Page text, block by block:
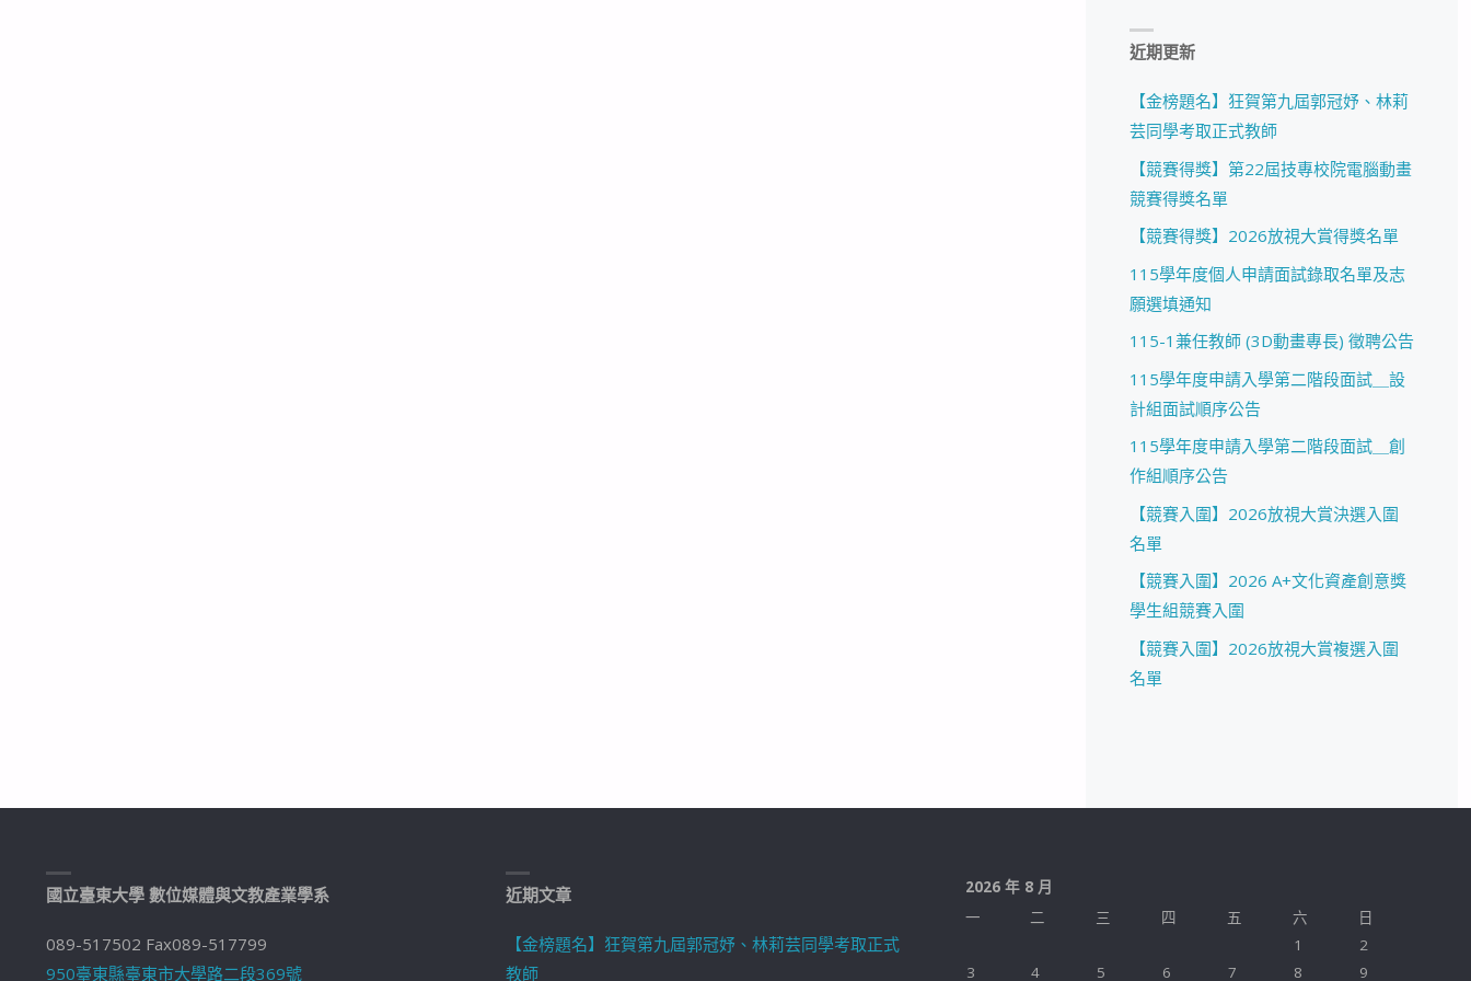
近期更新
【金榜題名】狂賀第九屆郭冠妤、林莉
芸同學考取正式教師
【競賽得獎】第22屆技專校院電腦動畫
競賽得獎名單
【競賽得獎】2026放視大賞得獎名單
115學年度個人申請面試錄取名單及志
願選填通知
115-1兼任教師 (3D動畫專長) 徵聘公告
115學年度申請入學第二階段面試＿設
計組面試順序公告
115學年度申請入學第二階段面試＿創
作組順序公告
【競賽入圍】2026放視大賞決選入圍
名單
【競賽入圍】2026 A+文化資產創意獎
學生組競賽入圍
【競賽入圍】2026放視大賞複選入圍
名單
國立臺東大學 數位媒體與文教產業學系
089-517502 Fax089-517799
950臺東縣臺東市大學路二段369號
近期文章
【金榜題名】狂賀第九屆郭冠妤、林莉芸同學考取正式
教師
2026 年 8 月
一
二 三 四 五 六
日
1
2
3
4 5 6 7 8 9